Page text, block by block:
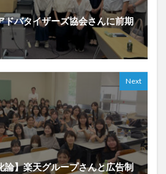
ドバタイザーズ協会さんに前期
Next
論】楽天グループさんと広告制